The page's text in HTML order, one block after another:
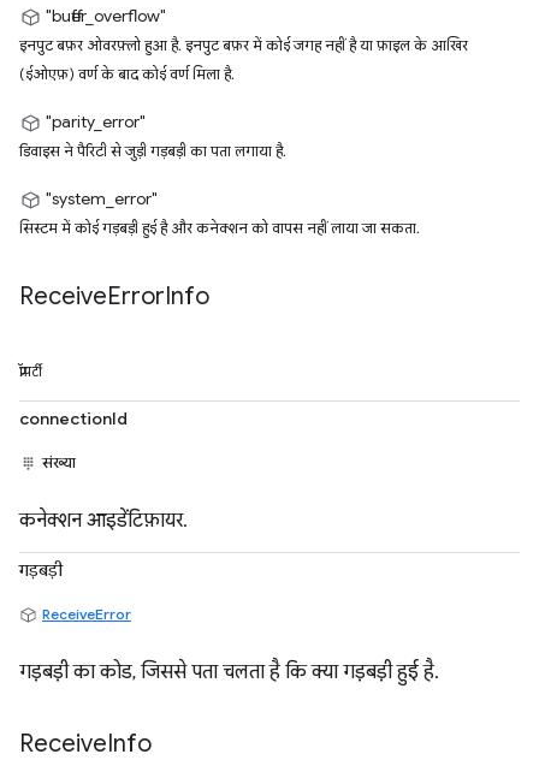
"buffer_overflow"
इनपुट बफ़र ओवरफ़्लो हुआ है. इनपुट बफ़र में कोई जगह नहीं है या फ़ाइल के आखिर
(ईओएफ़) वर्ण के बाद कोई वर्ण मिला है.
"parity_error"
डिवाइस ने पैरिटी से जुड़ी गड़बड़ी का पता लगाया है.
"system_error"
सिस्टम में कोई गड़बड़ी हुई है और कनेक्शन को वापस नहीं लाया जा सकता.
ReceiveErrorInfo
प्रॉपर्टी
connectionId
संख्या
कनेक्शन आइडेंटिफ़ायर.
गड़बड़ी
ReceiveError
गड़बड़ी का कोड, जिससे पता चलता है कि क्या गड़बड़ी हुई है.
ReceiveInfo